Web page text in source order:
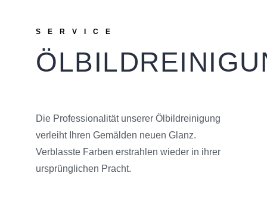
SERVICE
Die Professionalität unserer Ölbildreinigung
verleiht Ihren Gemälden neuen Glanz.
Verblasste Farben erstrahlen wieder in ihrer
ursprünglichen Pracht.